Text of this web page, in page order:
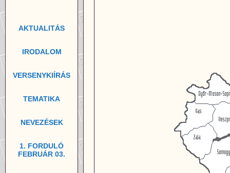
AKTUALITÁS
IRODALOM
VERSENYKIÍRÁS
TEMATIKA
NEVEZÉSEK
1. FORDULÓ
FEBRUÁR 03.